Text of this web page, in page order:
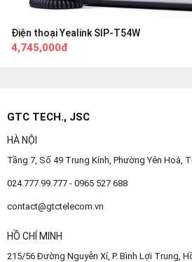
Điện thoại Yealink SIP-T54W
4,745,000đ
GTC TECH., JSC
HÀ NỘI
Tầng 7, Số 49 Trung Kính, Phường Yên Hoà,
024.777.99.777 - 0965 527 688
contact@gtctelecom.vn
HỒ CHÍ MINH
215/56 Đường Nguyễn Xí, P. Bình Lợi Trung,